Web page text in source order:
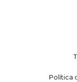
Política